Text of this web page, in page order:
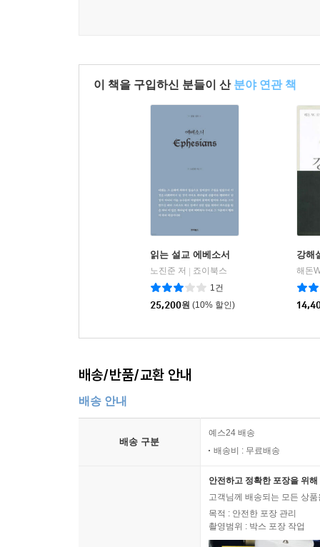
이 책을 구입하신 분들이 산 분야 연관 책
읽는 설교 에베소서
노진준 저
죠이북스
1건
25,200원 (10% 할인)
강해
해돈
배송/반품/교환 안내
배송 안내
배송 구분
예스24 배송
배송비 : 무료배송
안전하고 정확한 포장을 위
고객님께 배송되는 모든 상
목적 : 안전한 포장 관리
촬영범위 : 박스 포장 작업